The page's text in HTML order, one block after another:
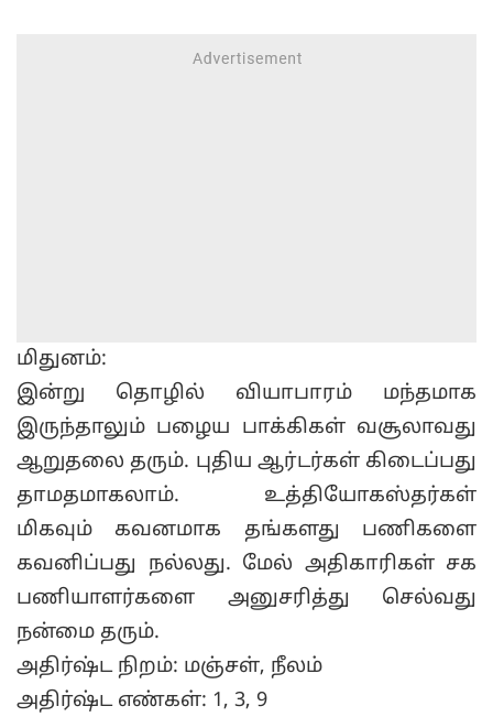
மிதுனம்:
இன்று தொழில் வியாபாரம் மந்தமாக
இருந்தாலும் பழைய பாக்கிகள் வசூலாவது
ஆறுதலை தரும். புதிய ஆர்டர்கள் கிடைப்பது
தாமதமாகலாம். உத்தியோகஸ்தர்கள்
மிகவும் கவனமாக தங்களது பணிகளை
கவனிப்பது நல்லது. மேல் அதிகாரிகள் சக
பணியாளர்களை அனுசரித்து செல்வது
நன்மை தரும்.
அதிர்ஷ்ட நிறம்: மஞ்சள், நீலம்
அதிர்ஷ்ட எண்கள்: 1, 3, 9